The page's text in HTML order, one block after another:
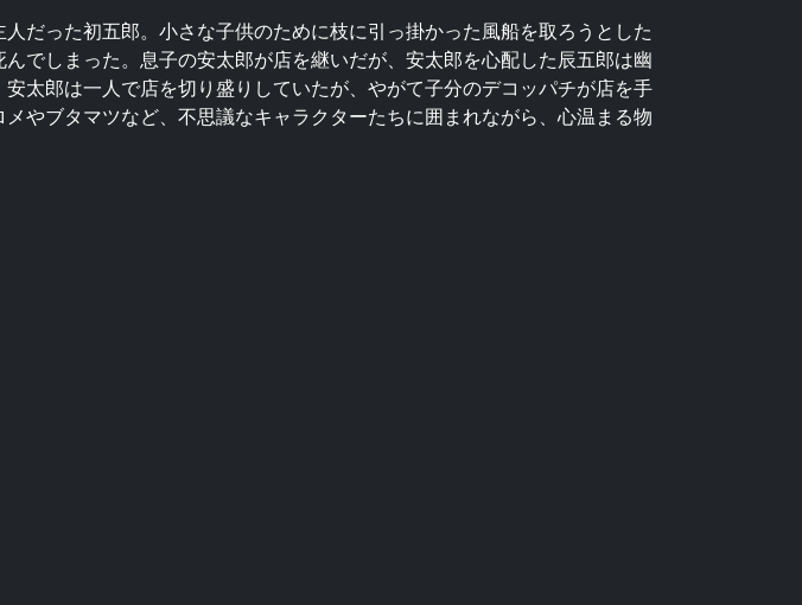
だった初五郎。小さな子供のために枝に引っ掛かった風船を取ろうとした
でしまった。息子の安太郎が店を継いだが、安太郎を心配した辰五郎は幽
太郎は一人で店を切り盛りしていたが、やがて子分のデコッパチが店を手
やブタマツなど、不思議なキャラクターたちに囲まれながら、心温まる物